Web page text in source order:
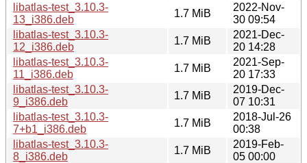
libatlas-test_3.10.3-
13_i386.deb
1.7 MiB
2022-Nov-
30 09:54
libatlas-test_3.10.3-
12_i386.deb
1.7 MiB
2021-Dec-
20 14:28
libatlas-test_3.10.3-
11_i386.deb
1.7 MiB
2021-Sep-
20 17:33
libatlas-test_3.10.3-
9_i386.deb
1.7 MiB
2019-Dec-
07 10:31
libatlas-test_3.10.3-
7+b1_i386.deb
1.7 MiB
2018-Jul-26
00:38
libatlas-test_3.10.3-
8_i386.deb
1.7 MiB
2019-Feb-
05 00:00